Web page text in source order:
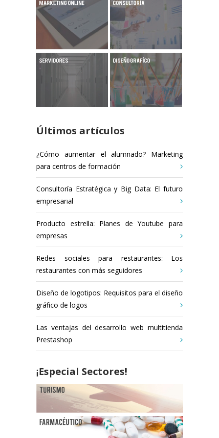
Últimos artículos
¿Cómo aumentar el alumnado? Marketing
para centros de formación
Consultoría Estratégica y Big Data: El futuro
empresarial
Producto estrella: Planes de Youtube para
empresas
Redes sociales para restaurantes: Los
restaurantes con más seguidores
Diseño de logotipos: Requisitos para el diseño
gráfico de logos
Las ventajas del desarrollo web multitienda
Prestashop
¡Especial Sectores!